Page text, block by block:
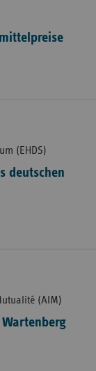
(EHDS)
deutschen
(AIM)